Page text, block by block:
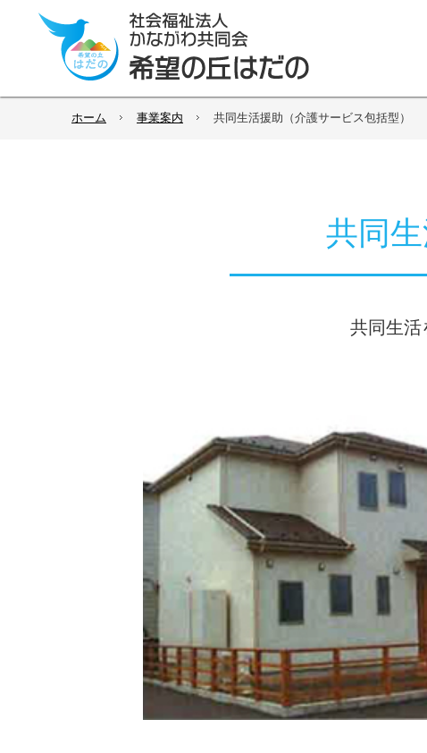
ホーム 事業案内 共同生活援助（介護サービス包括型）
共同
共同生活